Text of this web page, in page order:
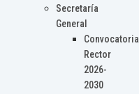
Secretaría
General
Convocatoria
Rector
2026-
2030